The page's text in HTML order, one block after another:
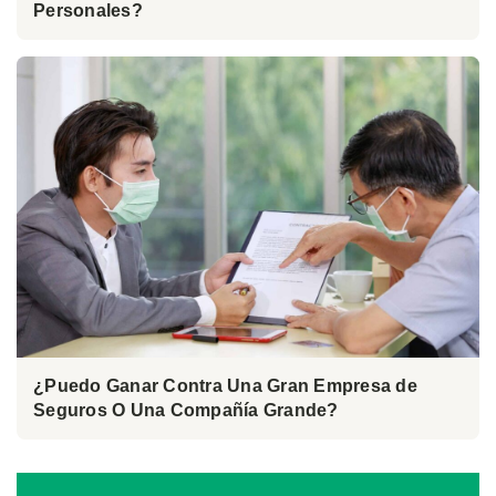
Personales?
¿Puedo Ganar Contra Una Gran Empresa de
Seguros O Una Compañía Grande?